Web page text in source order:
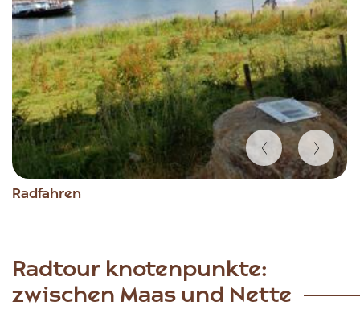
Radfahren
Item
Radtour knotenpunkte:
zwischen Maas und Nette